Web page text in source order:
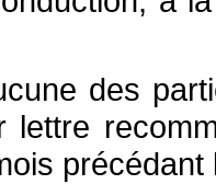
des
lettre